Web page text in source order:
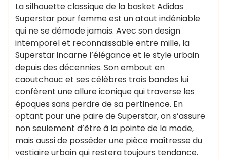
La silhouette classique de la basket Adidas
Superstar pour femme est un atout indéniable
qui ne se démode jamais. Avec son design
intemporel et reconnaissable entre mille, la
Superstar incarne l’élégance et le style urbain
depuis des décennies. Son embout en
caoutchouc et ses célèbres trois bandes lui
confèrent une allure iconique qui traverse les
époques sans perdre de sa pertinence. En
optant pour une paire de Superstar, on s’assure
non seulement d’être à la pointe de la mode,
mais aussi de posséder une pièce maîtresse du
vestiaire urbain qui restera toujours tendance.